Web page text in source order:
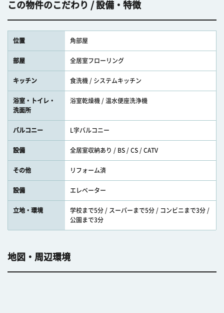
この物件のこだわり / 設備・特徴
位置 角部屋
部屋 全居室フローリング
キッチン 食洗機 / システムキッチン
浴室・トイレ・
洗面所
浴室乾燥機 / 温水便座洗浄機
バルコニー L字バルコニー
設備 全居室収納あり / BS / CS / CATV
その他 リフォーム済
設備 エレベーター
立地・環境
学校まで5分 / スーパーまで5分 / コンビニまで3分 /
公園まで3分
地図・周辺環境